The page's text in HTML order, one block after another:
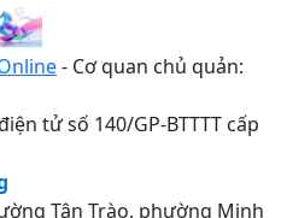
- Cơ quan chủ quản:
tử số 140/GP-BTTTT cấp
Tân Trào, phường Minh